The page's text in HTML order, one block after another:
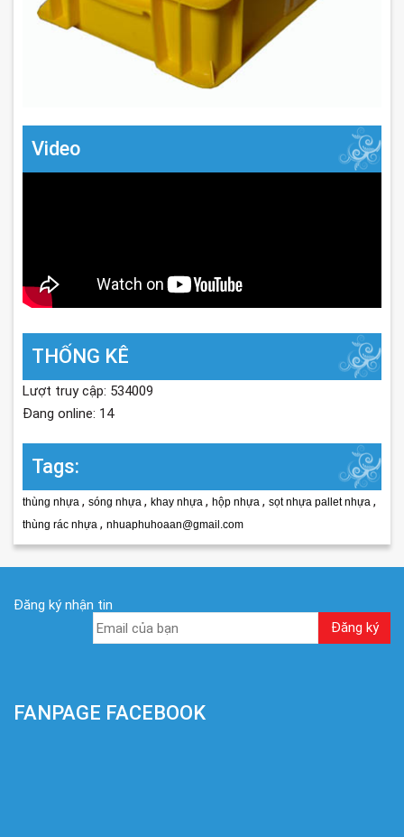
Video
THỐNG KÊ
Lượt truy cập: 534009
Đang online: 14
Tags:
thùng nhựa , sóng nhựa , khay nhựa , hộp nhựa , sọt nhựa pallet nhựa ,
thùng rác nhựa , nhuaphuhoaan@gmail.com
Đăng ký nhận tin
FANPAGE FACEBOOK